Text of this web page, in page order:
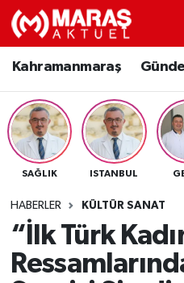
Kahramanmaraş
SAĞLIK ISTANBUL
HABERLER KÜLTÜR SANAT
“İlk Türk
Kahramanmaraş
Gündem
Siyaset
Spor
Sağlık
Nöbetçi Eczaneler
Hava Durumu
Namaz Vakitleri
TFF 3.Lig 4.Grup
Tüm Manşetler